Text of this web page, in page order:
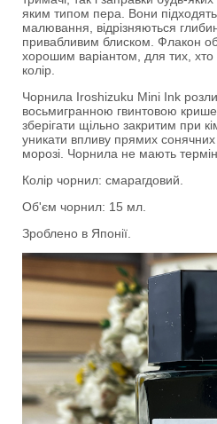
яким типом пера. Вони
малювання, відрізняються
привабливим блиском. Флакон
хорошим варіантом, для тих,
колір.
Чорнила Iroshizuku Mini Ink
восьмигранною гвинтовою
зберігати щільно закритим при
уникати впливу прямих
морозі. Чорнила не мають
Колір чорнил: смарагдовий.
Об'єм чорнил: 15 мл.
Зроблено в Японії.